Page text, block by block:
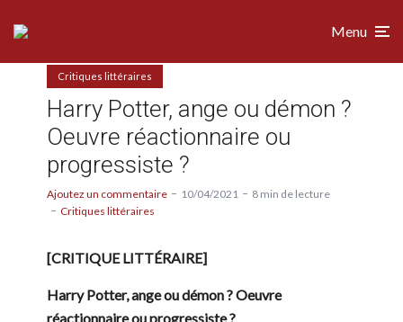
Menu
Critiques littéraires
Harry Potter, ange ou démon ?
Oeuvre réactionnaire ou
progressiste ?
Ajoutez un commentaire 10/04/2021
8 min de lecture
Critiques littéraires
[CRITIQUE LITTÉRAIRE]
Harry Potter, ange ou démon ? Oeuvre
réactionnaire ou progressiste ?